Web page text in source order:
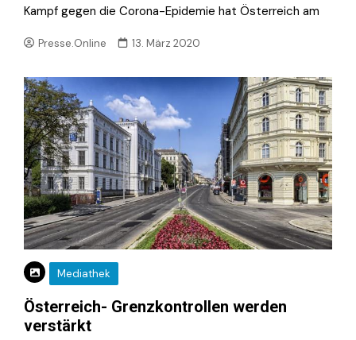
Kampf gegen die Corona-Epidemie hat Österreich am
Presse.Online 13. März 2020
Mediathek
Österreich- Grenzkontrollen werden
verstärkt